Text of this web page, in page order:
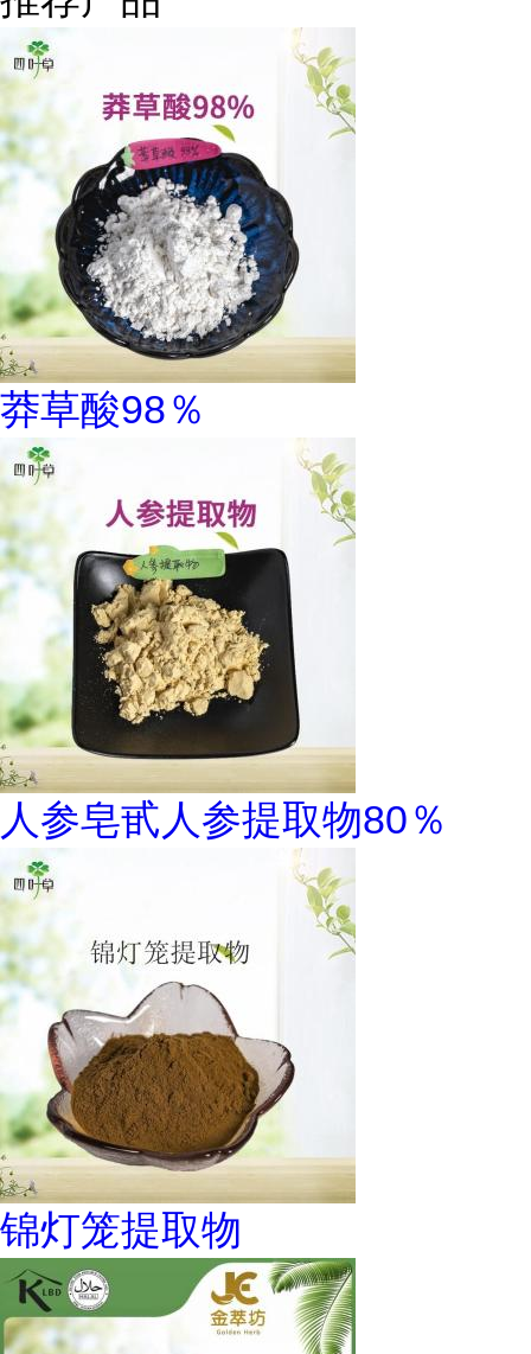
莽草酸98％
人参皂甙人参提取物80％
锦灯笼提取物